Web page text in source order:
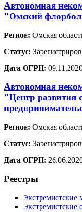
Автономная
"Омский
Регион: Омская
Статус:
Дата ОГРН: 09.11.2020
Автономная
"Центр развития
Регион: Омская
Статус:
Дата ОГРН:
Реестры
Экстремистские
Экстремистские